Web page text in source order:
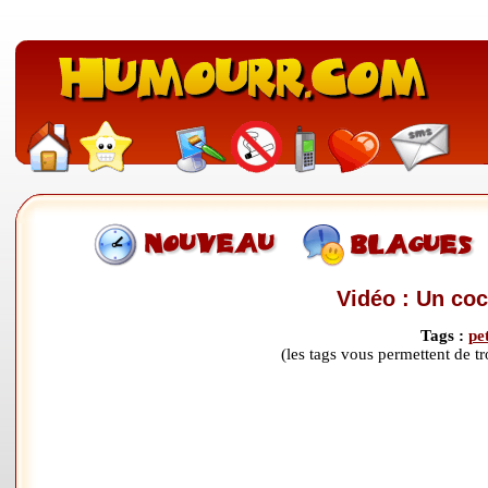
Vidéo : Un
Tags :
(les tags vous permettent de